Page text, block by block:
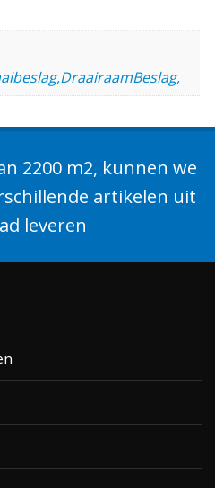
2200 m2, kunnen we
artikelen uit
leveren